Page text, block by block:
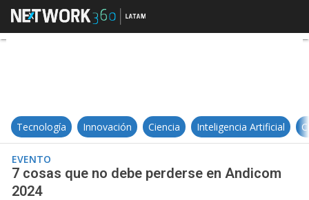
7 cosas que no debe perderse
Tecnología Innovación Ciencia Inteligencia Artificial
EVENTO
7 cosas que no debe perderse en Andicom
2024